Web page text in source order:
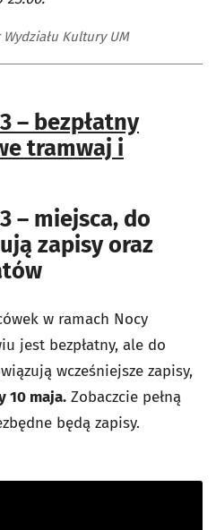
Kultury UM
– bezpłatny
tramwaj i
– miejsca, do
zapisy oraz
w ramach Nocy
jest bezpłatny, ale do
wcześniejsze zapisy,
10 maja. Zobaczcie pełną
będą zapisy.